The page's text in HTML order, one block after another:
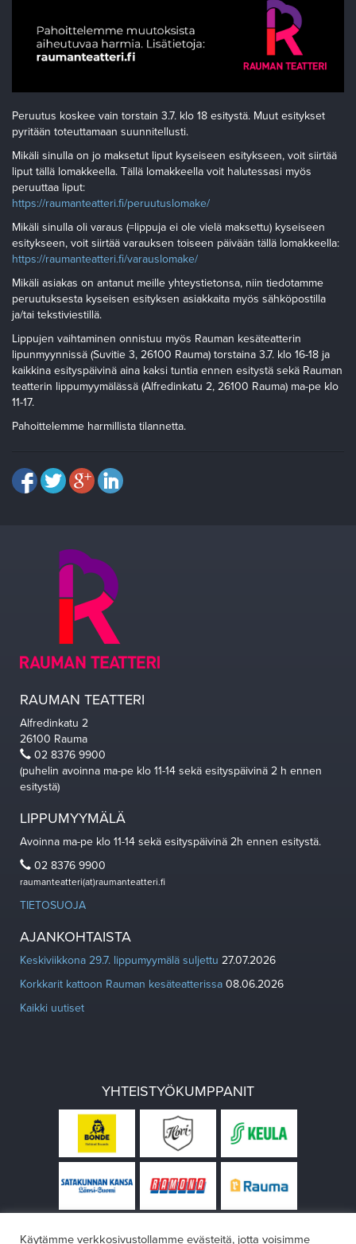
Peruutus koskee vain torstain 3.7. klo 18 esitystä. Muut esitykset
pyritään toteuttamaan suunnitellusti.
Mikäli sinulla on jo maksetut liput kyseiseen esitykseen, voit siirtää
liput tällä lomakkeella. Tällä lomakkeella voit halutessasi myös
peruuttaa liput:
https://raumanteatteri.fi/peruutuslomake/
Mikäli sinulla oli varaus (=lippuja ei ole vielä maksettu) kyseiseen
esitykseen, voit siirtää varauksen toiseen päivään tällä lomakkeella:
https://raumanteatteri.fi/varauslomake/
Mikäli asiakas on antanut meille yhteystietonsa, niin tiedotamme
peruutuksesta kyseisen esityksen asiakkaita myös sähköpostilla
ja/tai tekstiviestillä.
Lippujen vaihtaminen onnistuu myös Rauman kesäteatterin
lipunmyynnissä (Suvitie 3, 26100 Rauma) torstaina 3.7. klo 16-18 ja
kaikkina esityspäivinä aina kaksi tuntia ennen esitystä sekä Rauman
teatterin lippumyymälässä (Alfredinkatu 2, 26100 Rauma) ma-pe klo
11-17.
Pahoittelemme harmillista tilannetta.
RAUMAN TEATTERI
Alfredinkatu 2
26100 Rauma
02 8376 9900
(puhelin avoinna ma-pe klo 11-14 sekä esityspäivinä 2 h ennen
esitystä)
LIPPUMYYMÄLÄ
Avoinna ma-pe klo 11-14 sekä esityspäivinä 2h ennen esitystä.
02 8376 9900
raumanteatteri(at)raumanteatteri.fi
TIETOSUOJA
AJANKOHTAISTA
Keskiviikkona 29.7. lippumyymälä suljettu 27.07.2026
Korkkarit kattoon Rauman kesäteatterissa 08.06.2026
Kaikki uutiset
YHTEISTYÖKUMPPANIT
Käytämme verkkosivustollamme evästeitä, jotta voisimme